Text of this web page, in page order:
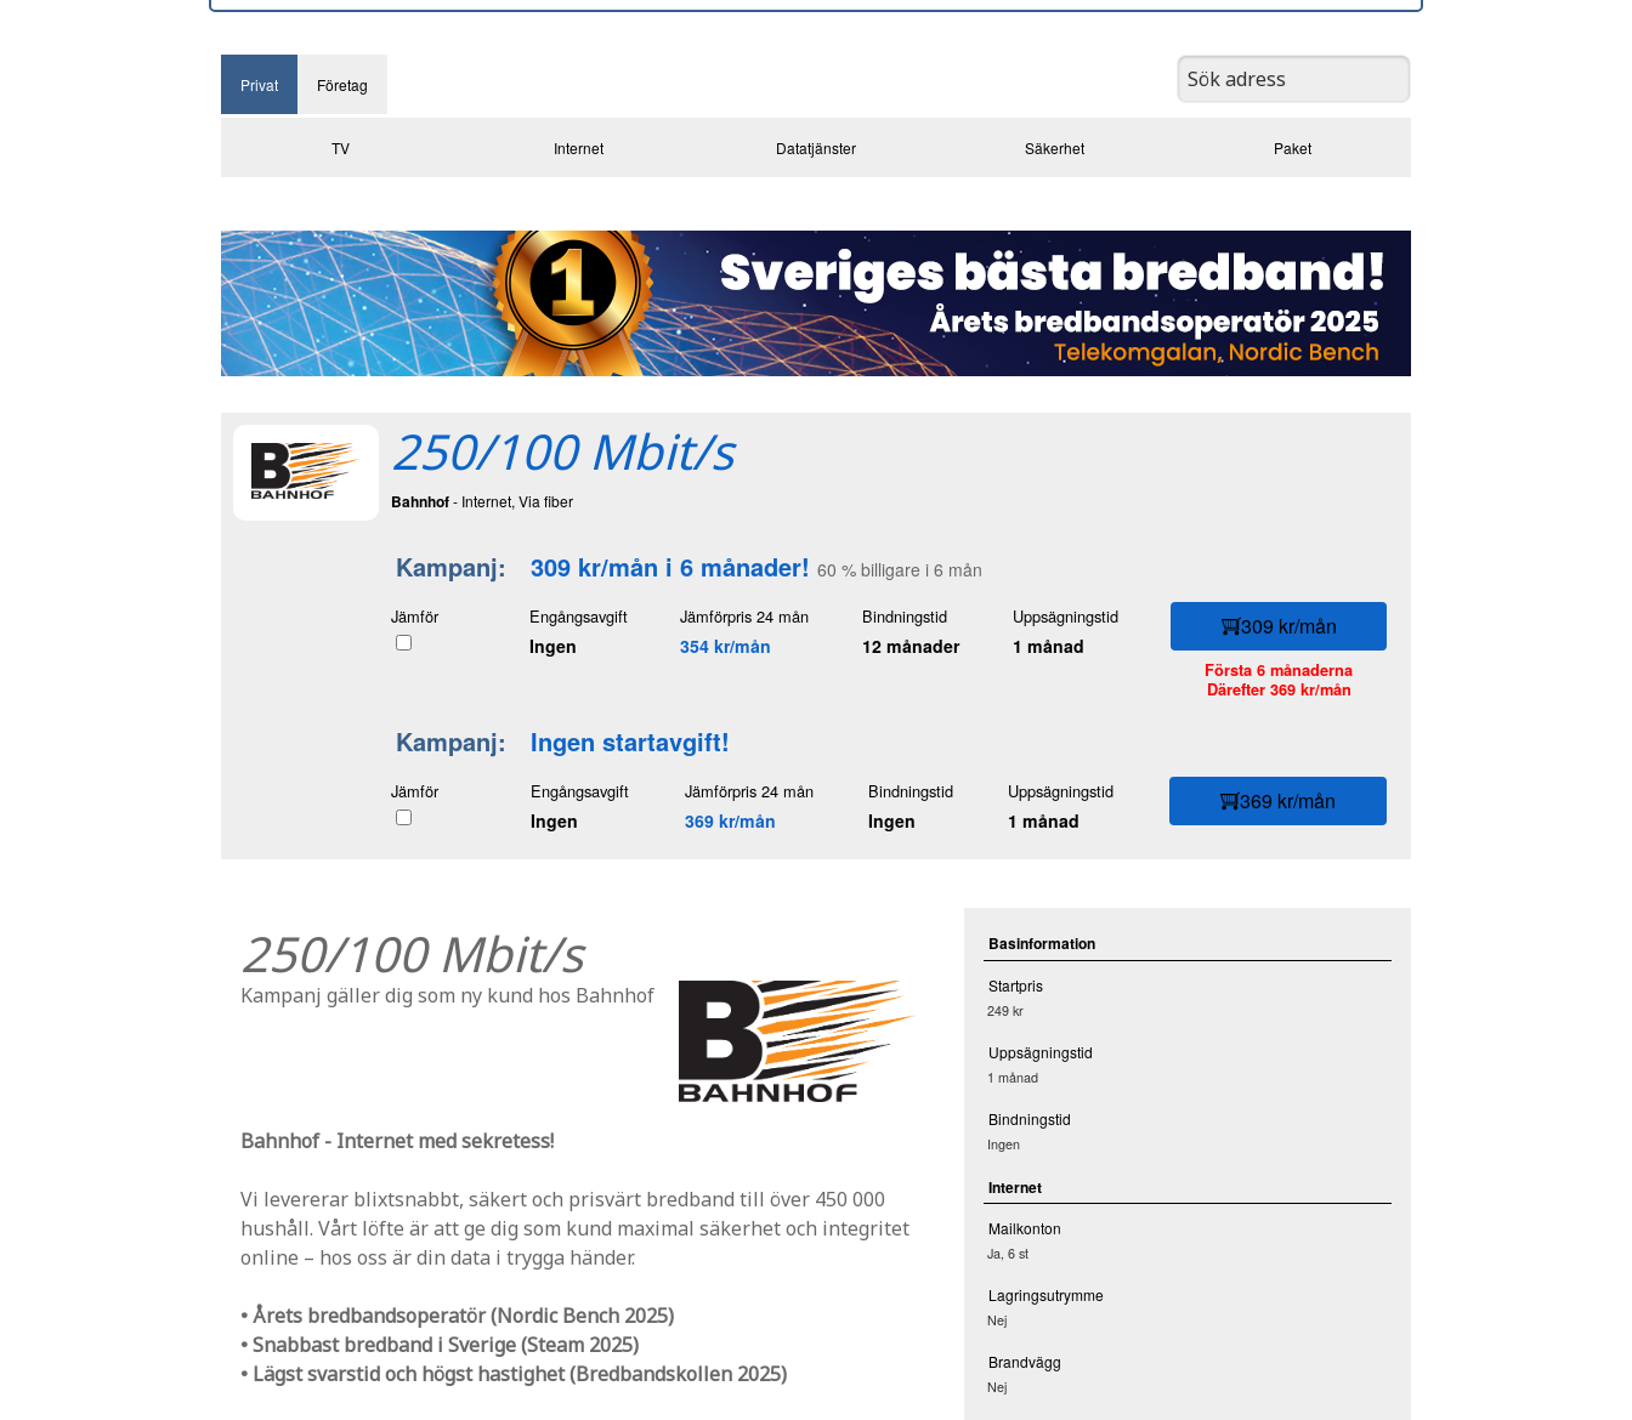
Privat Företag
TV Internet Datatjänster Säkerhet Paket
250/100 Mbit/s
Bahnhof- Internet, Via fiber
Kampanj: 309 kr/mån i 6 månader! 60 % billigare i 6 mån
Jämför Engångsavgift
Ingen
Jämförpris 24 mån
354 kr/mån
Bindningstid
12 månader
Uppsägningstid
1 månad
309 kr/mån
Första 6 månaderna
Därefter 369 kr/mån
Kampanj: Ingen startavgift!
Jämför Engångsavgift
Ingen
Jämförpris 24 mån
369 kr/mån
Bindningstid
Ingen
Uppsägningstid
1 månad
369 kr/mån
250/100 Mbit/s
Kampanj gäller dig som ny kund hos Bahnhof
Bahnhof - Internet med sekretess!
Vi levererar blixtsnabbt, säkert och prisvärt bredband till över 450 000
hushåll. Vårt löfte är att ge dig som kund maximal säkerhet och integritet
online – hos oss är din data i trygga händer.
• Årets bredbandsoperatör (Nordic Bench 2025)
• Snabbast bredband i Sverige (Steam 2025)
• Lägst svarstid och högst hastighet (Bredbandskollen 2025)
Basinformation
Startpris
249 kr
Uppsägningstid
1 månad
Bindningstid
Ingen
Internet
Mailkonton
Ja, 6 st
Lagringsutrymme
Nej
Brandvägg
Nej